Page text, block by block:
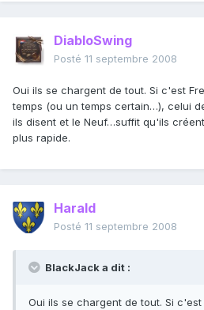
DiabloSwing
Posté 11 septembre 2008
Oui ils se chargent de tout. Si c'est
temps (ou un temps certain…), celui
ils disent et le Neuf…suffit qu'ils
plus rapide.
Harald
Posté 11 septembre 2008
BlackJack a dit :
Oui ils se chargent de tout. Si